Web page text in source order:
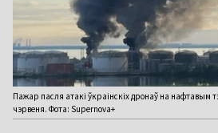
Пажар пасля атакі ўкраінскіх дронаў на нафтавым
чэрвеня. Фота: Supernova+